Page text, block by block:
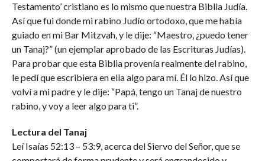
Testamento’ cristiano es lo mismo que nuestra Biblia Judía.
Así que fui donde mi rabino Judío ortodoxo, que me había
guiado en mi Bar Mitzvah, y le dije: “Maestro, ¿puedo tener
un Tanaj?” (un ejemplar aprobado de las Escrituras Judías).
Para probar que esta Biblia provenía realmente del rabino,
le pedí que escribiera en ella algo para mí. Él lo hizo. Así que
volví a mi padre y le dije: “Papá, tengo un Tanaj de nuestro
rabino, y voy a leer algo para ti”.
Lectura del Tanaj
Leí Isaías 52:13 – 53:9, acerca del Siervo del Señor, que se